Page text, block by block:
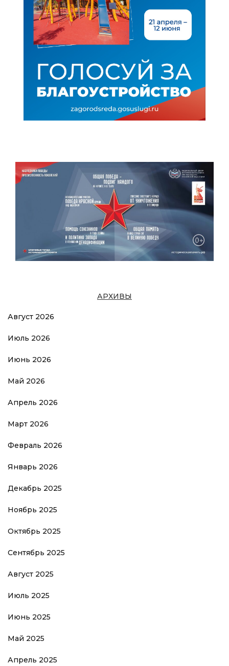
АРХИВЫ
Август 2026
Июль 2026
Июнь 2026
Май 2026
Апрель 2026
Март 2026
Февраль 2026
Январь 2026
Декабрь 2025
Ноябрь 2025
Октябрь 2025
Сентябрь 2025
Август 2025
Июль 2025
Июнь 2025
Май 2025
Апрель 2025